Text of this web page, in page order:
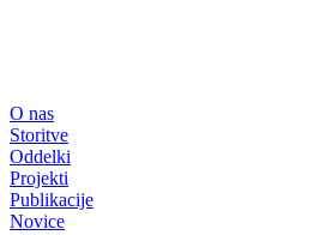
O nas
Storitve
Oddelki
Projekti
Publikacije
Novice